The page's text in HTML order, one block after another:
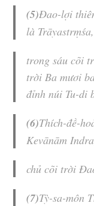
(5)Đao-lợi
là
trong sáu cõi
trời Ba mươi
đỉnh núi Tu-di
(6)Thích-đề-
Kevānām
chủ cõi trời
(7)Tỳ-sa-môn